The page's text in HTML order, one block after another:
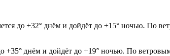
до +32° днём и дойдёт до +15° ночью. По
+35° днём и дойдёт до +19° ночью. По